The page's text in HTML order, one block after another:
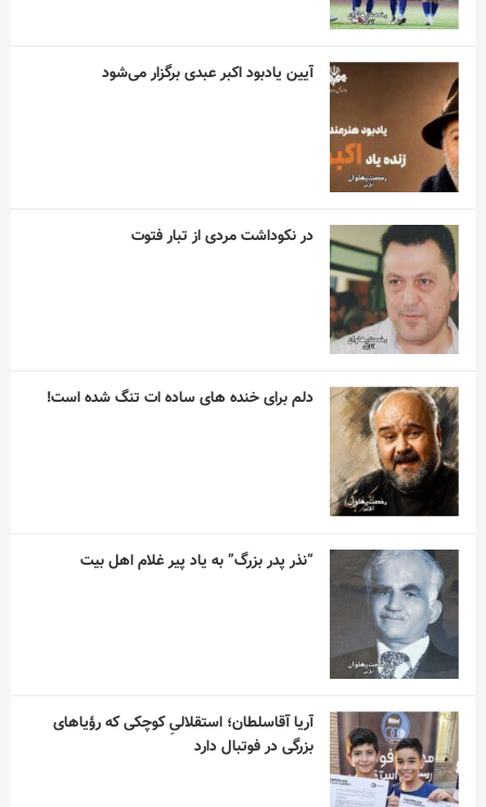
آیین یادبود اکبر عبدی برگزار می‌شود
در نکوداشت مردی از تبار فتوت
دلم برای خنده های ساده ات تنگ شده است!
“نذر پدر بزرگ” به یاد پیر غلام اهل بیت
آریا آقاسلطان؛ استقلالیِ کوچکی که رؤیاهای
بزرگی در فوتبال دارد